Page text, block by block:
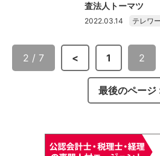
査法人トーマツ
2022.03.14 テレワ
2 / 7 < 1 2
最後のページ